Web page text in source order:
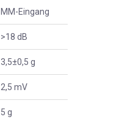
MM-Eingang
>18 dB
3,5±0,5 g
2,5 mV
5 g